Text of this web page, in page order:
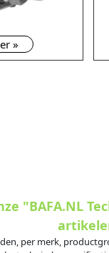
»
"BAFA.NL
per merk,